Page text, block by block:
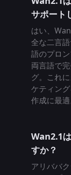
サポート
はい、
全な二言
語のプロ
両言語で
グ。これ
ケティン
作成に最適
Wan2.1
すか？
アリババ